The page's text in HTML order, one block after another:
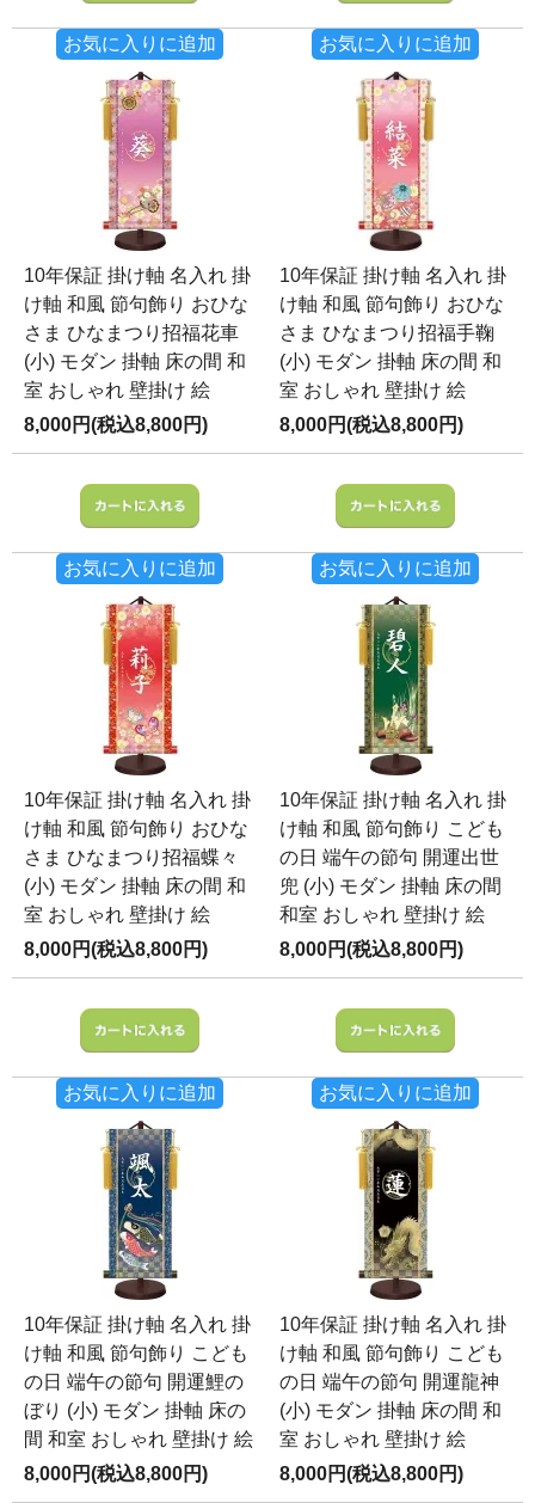
お気に入りに追加 お気に入りに追加
10年保証 掛け軸 名入れ 掛
け軸 和風 節句飾り おひな
さま ひなまつり招福花車
(小) モダン 掛軸 床の間 和
室 おしゃれ 壁掛け 絵
8,000円(税込8,800円)
お気に入りに追加
10年保証 掛け軸 名入れ 掛
け軸 和風 節句飾り おひな
さま ひなまつり招福手鞠
(小) モダン 掛軸 床の間 和
室 おしゃれ 壁掛け 絵
8,000円(税込8,800円)
お気に入りに追加
10年保証 掛け軸 名入れ 掛
け軸 和風 節句飾り おひな
さま ひなまつり招福蝶々
(小) モダン 掛軸 床の間 和
室 おしゃれ 壁掛け 絵
8,000円(税込8,800円)
お気に入りに追加
10年保証 掛け軸 名入れ 掛
け軸 和風 節句飾り こども
の日 端午の節句 開運出世
兜 (小) モダン 掛軸 床の間
和室 おしゃれ 壁掛け 絵
8,000円(税込8,800円)
お気に入りに追加
10年保証 掛け軸 名入れ 掛
け軸 和風 節句飾り こども
の日 端午の節句 開運鯉の
ぼり (小) モダン 掛軸 床の
間 和室 おしゃれ 壁掛け 絵
8,000円(税込8,800円)
10年保証 掛け軸 名入れ 掛
け軸 和風 節句飾り こども
の日 端午の節句 開運龍神
(小) モダン 掛軸 床の間 和
室 おしゃれ 壁掛け 絵
8,000円(税込8,800円)